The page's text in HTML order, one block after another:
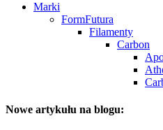
Marki
FormFutura
Filamenty
Carbon
Nowe artykułu na blogu: